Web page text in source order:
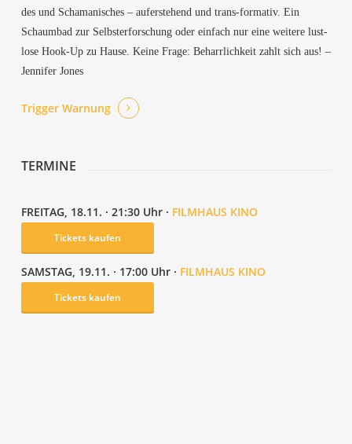
des und Scha­ma­ni­sches – auf­er­ste­hend und trans-for­ma­tiv. Ein
Schaum­bad zur Selbst­er­for­schung oder ein­fach nur eine wei­te­re lust­
lo­se Hook-Up zu Hau­se. Kei­ne Fra­ge: Beharr­lich­keit zahlt sich aus! –
Jen­ni­fer Jones
Trig­ger Warnung
TER­MI­NE
FREI­TAG, 18.11. · 21:30 Uhr · FILM­HAUS KINO
Tickets kau­fen
SAMS­TAG, 19.11. · 17:00 Uhr · FILM­HAUS KINO
Tickets kau­fen